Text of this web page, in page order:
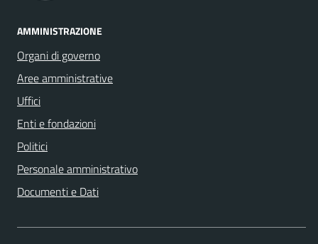
AMMINISTRAZIONE
Organi di governo
Aree amministrative
Uffici
Enti e fondazioni
Politici
Personale amministrativo
Documenti e Dati